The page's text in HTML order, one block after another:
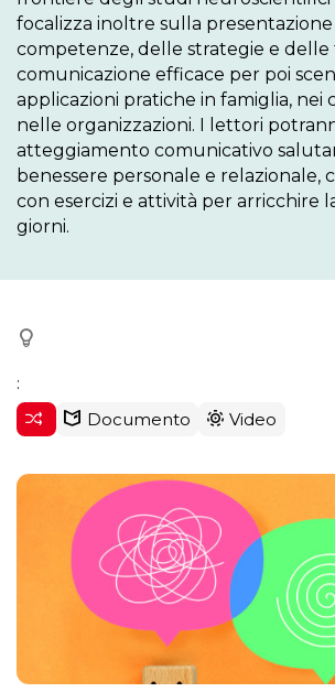
focalizza inoltre sulla
competenze, delle strategie e delle
comunicazione efficace per poi
applicazioni pratiche in famiglia, nei
nelle organizzazioni. I lettori
atteggiamento comunicativo
benessere personale e relazionale,
con esercizi e attività per arricchire
giorni.
:
Documento
Video